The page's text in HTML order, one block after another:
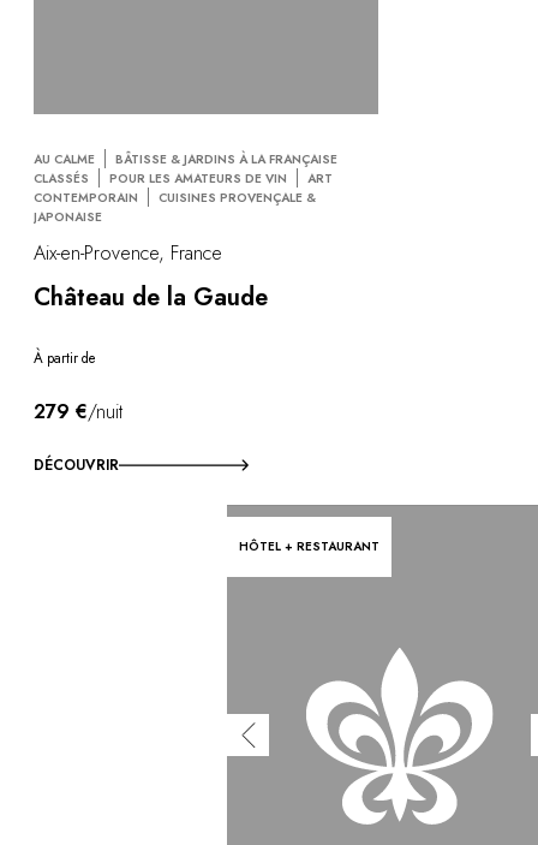
AU CALME
BÂTISSE & JARDINS À LA FRANÇAISE
CLASSÉS
POUR LES AMATEURS DE VIN
ART
CONTEMPORAIN
CUISINES PROVENÇALE &
JAPONAISE
Aix-en-Provence, France
Château de la Gaude
À partir de
279 €/nuit
DÉCOUVRIR
HÔTEL + RESTAURANT